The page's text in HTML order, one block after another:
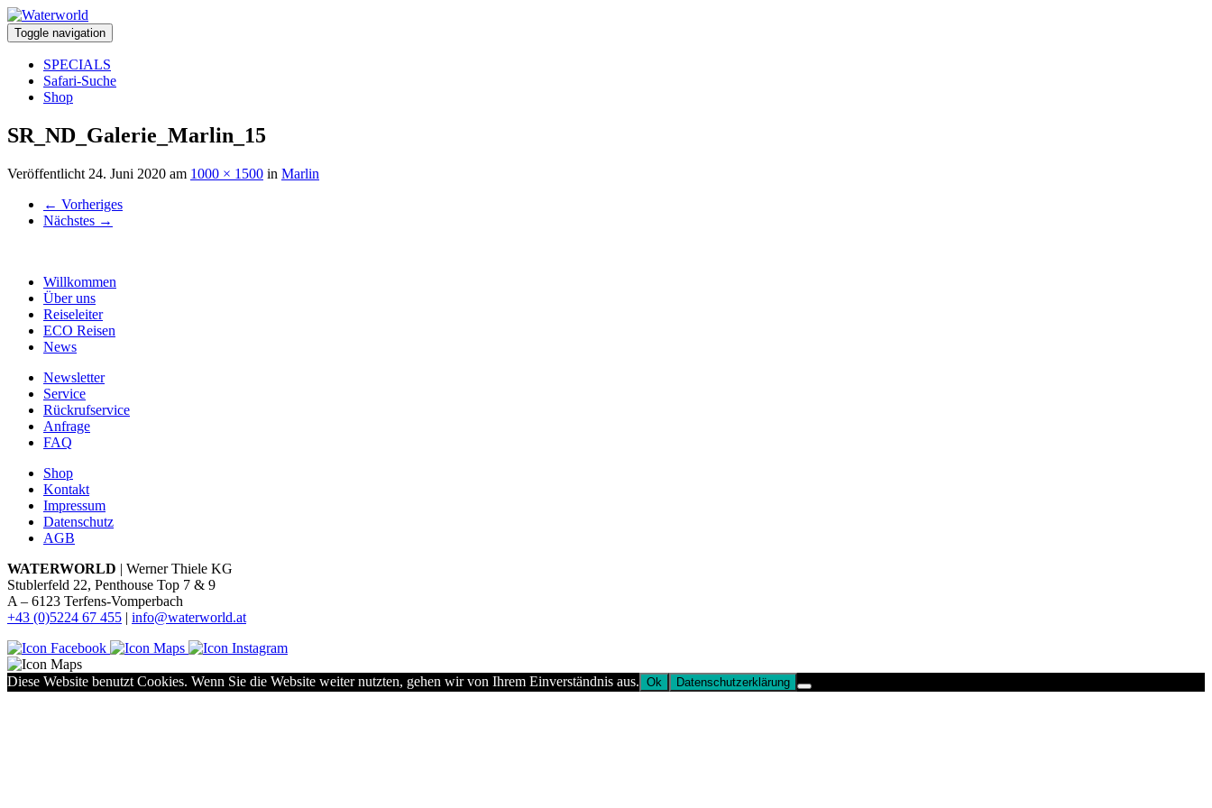
Toggle navigation
SPECIALS
Safari-Suche
Shop
SR_ND_Galerie_Marlin_15
Veröffentlicht 24. Juni 2020 am 1000 × 1500 in Marlin
← Vorheriges
Nächstes →
Willkommen
Über uns
Reiseleiter
ECO Reisen
News
Newsletter
Service
Rückrufservice
Anfrage
FAQ
Shop
Kontakt
Impressum
Datenschutz
AGB
WATERWORLD | Werner Thiele KG
Stublerfeld 22, Penthouse Top 7 & 9
A – 6123 Terfens-Vomperbach
+43 (0)5224 67 455 | info@waterworld.at
Diese Website benutzt Cookies. Wenn Sie die Website weiter nutzten, gehen wir von Ihrem Einverständnis aus. Ok Datenschutzerklärung